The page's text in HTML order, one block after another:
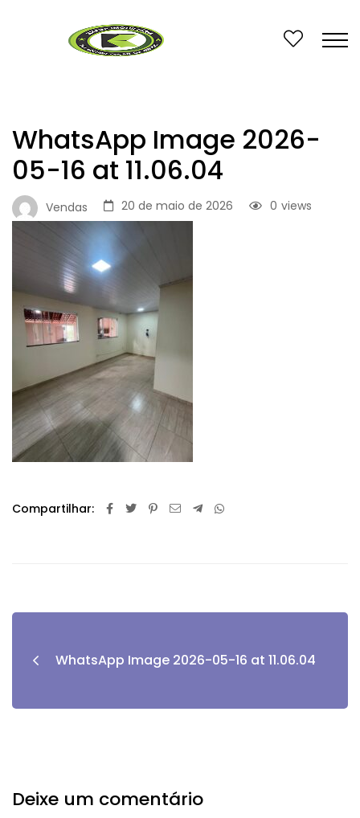
WhatsApp Image 2026-
05-16 at 11.06.04
Vendas 20 de maio de 2026 views
0
Compartilhar:
WhatsApp Image 2026-05-16 at 11.06.04
Deixe um comentário